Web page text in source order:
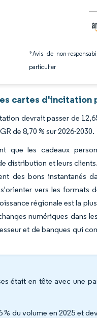
*Avis de non-
particulier
cartes d'incitation
devrait passer de
de 8,70 % sur 2026-2030.
que les cadeaux
distribution et leurs
des bons instantanés
vers les formats
régionale est la
numériques dans
et de banques qui
était en tête avec une
du volume en 2025 et